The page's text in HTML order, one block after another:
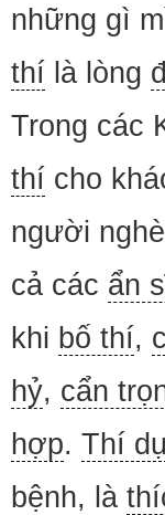
những gì
thí là lòng
Trong các
thí cho
người
cả các ẩn
khi bố thí,
hỷ, cẩn
hợp. Thí dụ
bệnh, là